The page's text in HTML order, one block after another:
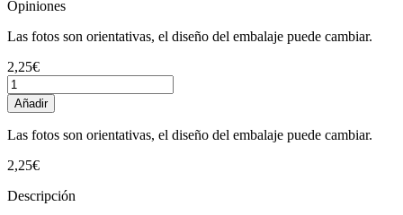
Opiniones
Las fotos son orientativas, el diseño del embalaje puede cambiar.
2,25€
Añadir
Las fotos son orientativas, el diseño del embalaje puede cambiar.
2,25€
Descripción